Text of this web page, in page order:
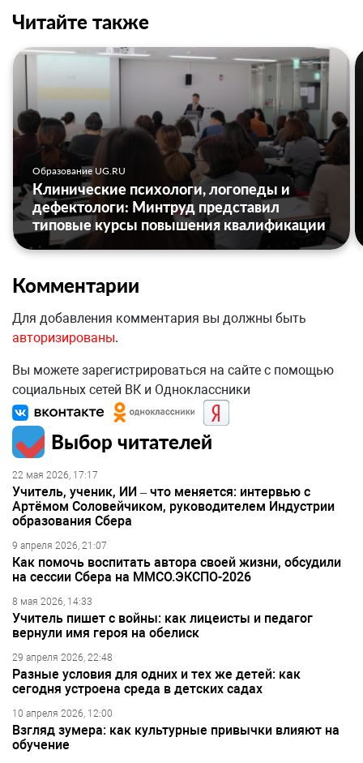
Читайте также
Образование UG.RU
Клинические психологи, логопеды и
дефектологи: Минтруд представил
типовые курсы повышения квалификации
Комментарии
Для добавления комментария вы должны быть
авторизированы.
Вы можете зарегистрироваться на сайте с помощью
социальных сетей ВК и Одноклассники
Выбор читателей
22 мая 2026, 17:17
Учитель, ученик, ИИ – что меняется: интервью с
Артёмом Соловейчиком, руководителем Индустрии
образования Сбера
9 апреля 2026, 21:07
Как помочь воспитать автора своей жизни, обсудили
на сессии Сбера на ММСО.ЭКСПО-2026
8 мая 2026, 14:33
Учитель пишет с войны: как лицеисты и педагог
вернули имя героя на обелиск
29 апреля 2026, 22:48
Разные условия для одних и тех же детей: как
сегодня устроена среда в детских садах
10 апреля 2026, 12:00
Взгляд зумера: как культурные привычки влияют на
обучение